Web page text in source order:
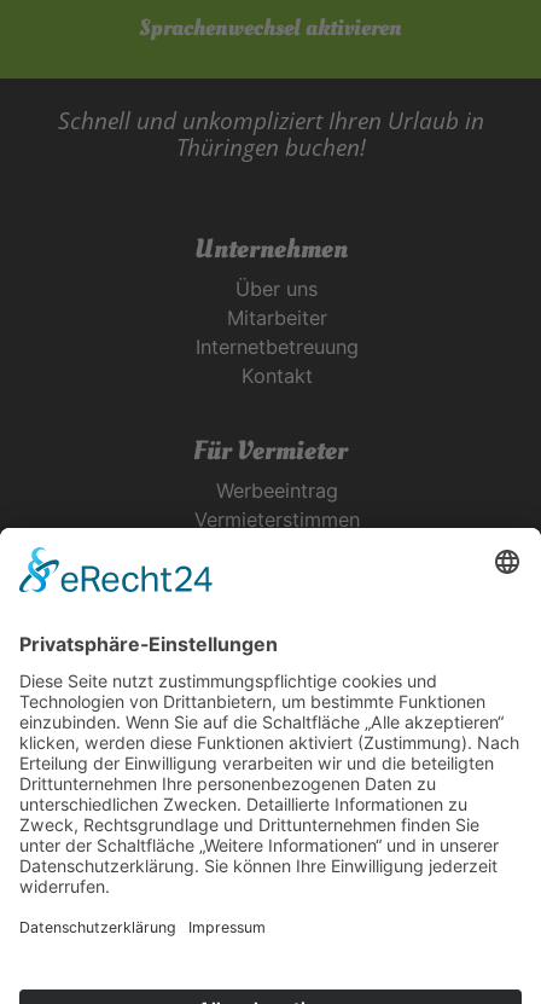
Sprachenwechsel aktivieren
Schnell und unkompliziert Ihren Urlaub in
Thüringen buchen!
Unternehmen
Über uns
Mitarbeiter
Internetbetreuung
Kontakt
Für Vermieter
Werbeeintrag
Vermieterstimmen
Urlaubsservice
Bücher, Karten & CD's
Ihre Anreise
Wetter
Links
Nutzungsbedingungen
Datenschutz